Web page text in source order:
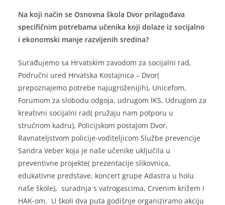
Na koji način se Osnovna škola Dvor prilagođava
specifičnim potrebama učenika koji dolaze iz socijalno
i ekonomski manje razvijenih sredina?
Surađujemo sa Hrvatskim zavodom za socijalni rad,
Područni ured Hrvatska Kostajnica – Dvor(
prepoznajemo potrebe najugroženijih), Unicefom,
Forumom za slobodu odgoja, udrugom IKS, Udrugom za
kreativni socijalni rad( pružaju nam potporu u
stručnom kadru), Policijskom postajom Dvor,
Ravnateljstvom policije-voditeljicom Službe prevencije
Sandra Veber koja je naše učenike uključila u
preventivne projekte( prezentacije slikovnica,
edukativne predstave, koncert grupe Adastra u holu
naše škole), suradnja s vatrogascima, Crvenim križem i
HAK-om. U školi dva puta godišnje organiziramo akciju